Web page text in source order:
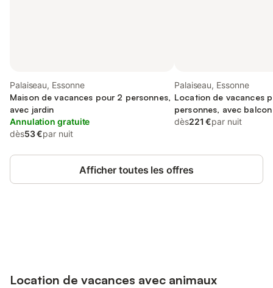
Palaiseau, Essonne
Maison de vacances pour 2 personnes,
avec jardin
Annulation gratuite
dès53 €par nuit
Palaiseau, Essonne
Location de vacances
personnes, avec balcon
dès221 €par nuit
Afficher toutes les offres
Location de vacances avec animaux